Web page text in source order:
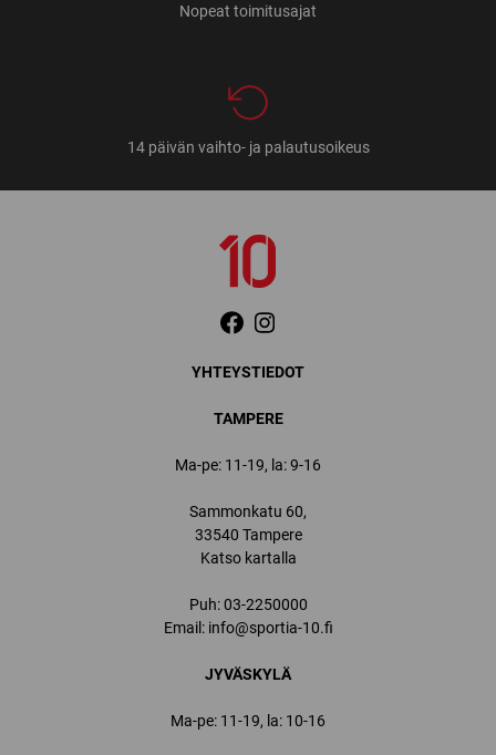
Nopeat toimitusajat
14 päivän vaihto- ja palautusoikeus
YHTEYSTIEDOT
TAMPERE
Ma-pe: 11-19, la: 9-16
Sammonkatu 60,
33540 Tampere
Katso kartalla
Puh:03-2250000
Email: info@sportia-10.fi
JYVÄSKYLÄ
Ma-pe: 11-19, la: 10-16